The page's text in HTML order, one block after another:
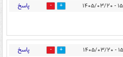
۲۰ 0 پاسخ
۲۰ 0 پاسخ